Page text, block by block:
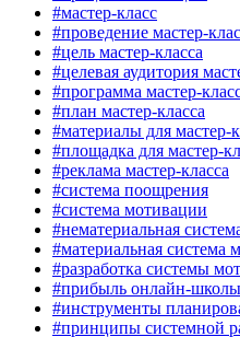
#мастер-класс
#проведение мастер-
#цель мастер-класса
#целевая аудитория
#программа мастер-
#план мастер-класса
#материалы для мастер-
#площадка для мастер-
#реклама мастер-класса
#система поощрения
#система мотивации
#нематериальная
#материальная система
#разработка системы
#прибыль онлайн-школы
#инструменты
#принципы системной